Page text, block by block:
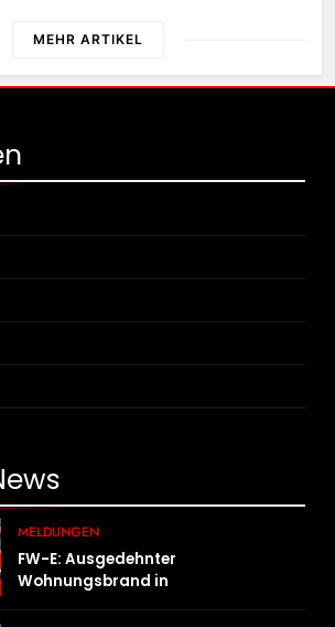
MEHR ARTIKEL
MELDUNGEN
FW-E: Ausgedehnter
Wohnungsbrand in